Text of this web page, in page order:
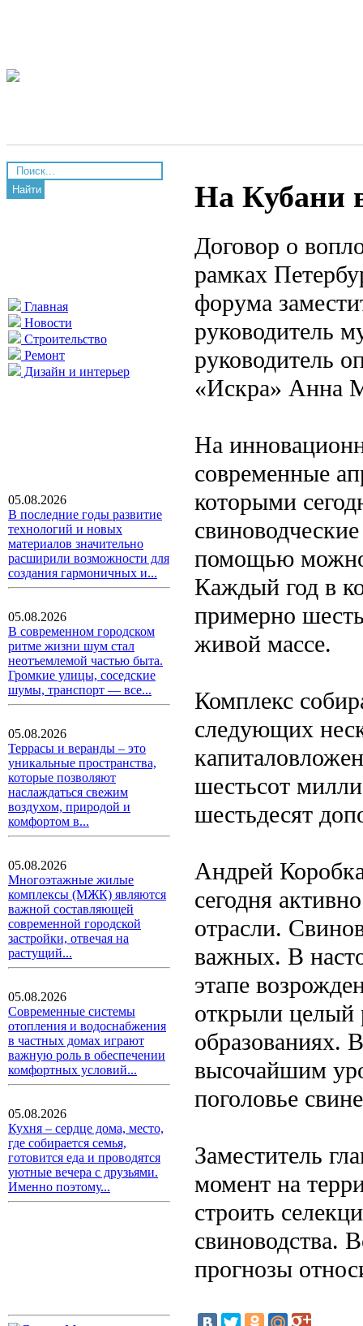
Найти
Главная
Новости
Строительство
Ремонт
Дизайн и интерьер
05.08.2026
В последние годы развитие
технологий и новых
материалов значительно
расширили возможности для
создания гармоничных и...
05.08.2026
В современном городском
ритме жизни шум стал
неотъемлемой частью быта.
Громкие улицы, соседские
шумы, транспорт — все...
05.08.2026
Террасы и веранды – это
уникальные пространства,
которые позволяют
наслаждаться свежим
воздухом, природой и
комфортом в...
05.08.2026
Многоэтажные жилые
комплексы (МЖК) являются
важной составляющей
современной городской
застройки, отвечая на
растущий...
05.08.2026
Современные системы
отопления и водоснабжения
в частных домах играют
важную роль в обеспечении
комфортных условий...
05.08.2026
Кухня – сердце дома, место,
где собирается семья,
готовится еда и проводятся
уютные вечера с друзьями.
Именно поэтому...
На Кубани
Договор о
рамках
форума
руководитель
руководитель
«Искра» Анна
На
современные
которыми
помощью можно
Каждый год в
примерно
живой массе.
Комплекс
следующих
шестьсот
шестьдесят
Андрей
сегодня
отрасли.
важных. В
этапе
открыли целый
образованиях.
высочайшим
поголовье
Заместитель
момент на
строить
свиноводства.
прогнозы